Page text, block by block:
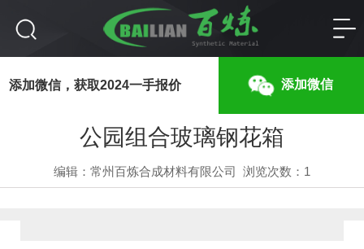
添加微信，获取2024一手报价 添加微信
公园组合玻璃钢花箱
公园组合玻璃钢花箱
编辑：常州百炼合成材料有限公司 浏览次数： 1